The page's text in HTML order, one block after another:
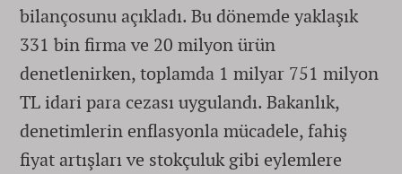
bilançosunu açıkladı. Bu dönemde yaklaşık
331 bin firma ve 20 milyon ürün
denetlenirken, toplamda 1 milyar 751 milyon
TL idari para cezası uygulandı. Bakanlık,
denetimlerin enflasyonla mücadele, fahiş
fiyat artışları ve stokçuluk gibi eylemlere